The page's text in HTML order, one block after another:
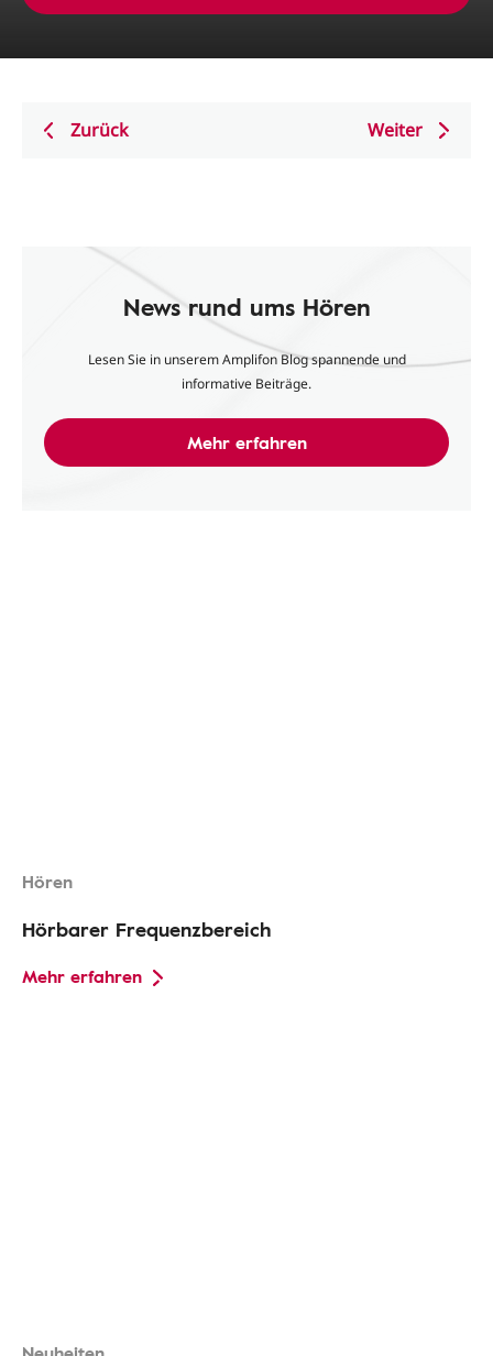
Zurück Weiter
News rund ums Hören
Lesen Sie in unserem Amplifon Blog spannende und
informative Beiträge.
Mehr erfahren
Hören
Hörbarer Frequenzbereich
Mehr erfahren